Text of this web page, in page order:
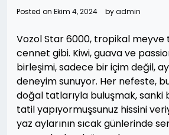
Posted on Ekim 4, 2024 byadmin
Vozol Star 6000, tropikal meyve
cennet gibi. Kiwi, guava ve
birleşimi, sadece bir içim değil,
deneyim sunuyor. Her nefeste,
doğal tatlarıyla buluşmak,
tatil yapıyormuşsunuz hissini
yaz aylarının sıcak günlerinde